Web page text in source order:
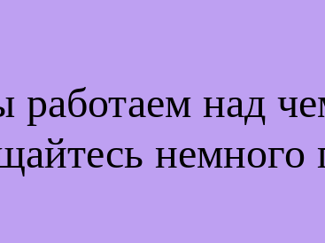
над
немного